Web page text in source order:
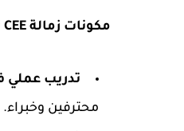
مكونات زمالة CEE تشمل ما يلي:
تدريب عملي في
محترفين وخبراء.